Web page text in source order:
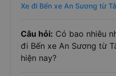
Xe đi Bến xe An Sương từ
Câu hỏi: Có bao nhiêu
đi Bến xe An Sương từ
hiện nay?